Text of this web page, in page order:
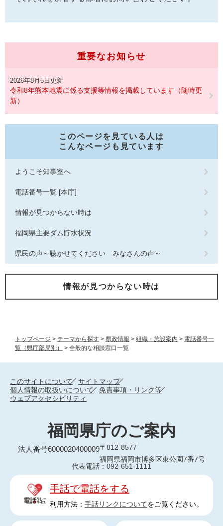
トップページ > テーマから探す > 県政情報 > 組織・施設案内 > 電話番号一
覧（県庁部局別）
> 全般的な相談窓口一覧
重要なお知らせ
2026年8月5日更新
令和8年熊本地震に係る支援等情報を掲載しています（随時更
新）
このページを見ている人は
こんなページも見ています
ようこそ知事室へ
電話番号一覧 [本庁]
情報が見つからない時は
福岡県主要ダム貯水状況
県民の声～聴かせてください みなさんの声～
情報が見つからない時は
このサイトについて
サイトマップ
個人情報の取扱いについて
免責事項・リンク等
ウェブアクセシビリティ
福岡県庁のご案内
法人番号6000020400009〒812-8577
福岡県福岡市博多区東公園7番7号
代表電話：092-651-1111
手話で電話をする
利用方法： 手話リンクについてをご覧ください。